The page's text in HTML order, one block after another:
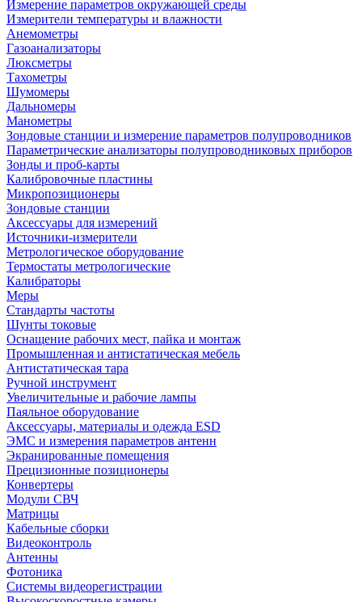
Измерение параметров окружающей среды
Измерители температуры и влажности
Анемометры
Газоанализаторы
Люксметры
Тахометры
Шумомеры
Дальномеры
Манометры
Зондовые станции и измерение параметров полупроводников
Параметрические анализаторы полупроводниковых приборов
Зонды и проб-карты
Калибровочные пластины
Микропозиционеры
Зондовые станции
Аксессуары для измерений
Источники-измерители
Метрологическое оборудование
Термостаты метрологические
Калибраторы
Меры
Стандарты частоты
Шунты токовые
Оснащение рабочих мест, пайка и монтаж
Промышленная и антистатическая мебель
Антистатическая тара
Ручной инструмент
Увеличительные и рабочие лампы
Паяльное оборудование
Аксессуары, материалы и одежда ESD
ЭМС и измерения параметров антенн
Экранированные помещения
Прецизионные позиционеры
Конвертеры
Модули СВЧ
Матрицы
Кабельные сборки
Видеоконтроль
Антенны
Фотоника
Cистемы видеорегистрации